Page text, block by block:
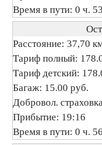
Время в пути: 0 ч.
Расстояние: 37,70
Тариф полный:
Тариф детский:
Багаж: 15.00 руб.
Добровол.
Прибытие: 19:16
Время в пути: 0 ч.